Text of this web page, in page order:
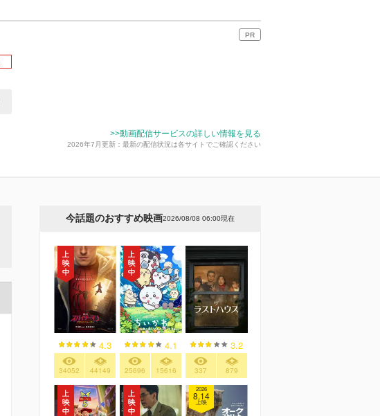
PR
>>動画配信サービスの詳しい情報を見る
2026年7月更新：最新の配信状況は各サイトでご確認ください
今話題のおすすめ映画2026/08/08 06:00現在
4.3
34052 44149
4.1
25696 15616
3.2
337 879
2026
8.14
上映